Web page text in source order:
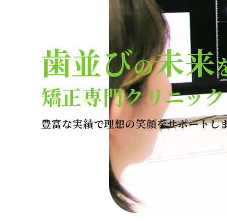
歯並びの未来
矯正専門クリニック
豊富な実績で理想の笑顔をサポートし